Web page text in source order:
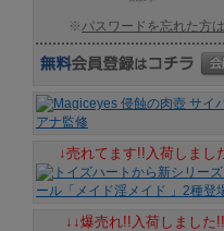
※パスワードを忘れた方
↓売れてます!!入荷しまし
↓↓爆売れ!!入荷しました